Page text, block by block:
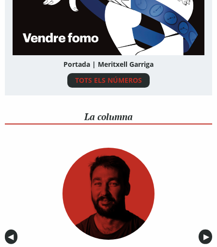
Portada | Meritxell Garriga
TOTS ELS NÚMEROS
La columna
Anterior
◀︎ ▶︎